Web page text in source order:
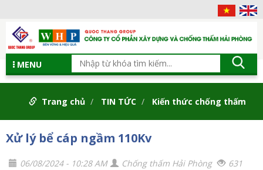
MENU
Trang chủ TIN TỨC Kiến thức chống thấm
Xử lý bể cáp ngầm 110Kv
06/08/2024 - 10:28 AM Chống thấm Hải Phòng
631